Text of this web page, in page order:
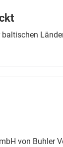
von Buhler